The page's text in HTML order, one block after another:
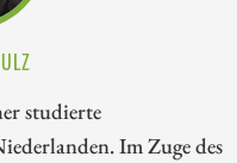
studierte
Im Zuge des